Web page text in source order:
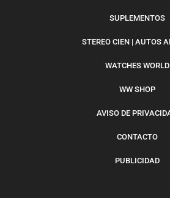
SUPLEMENTOS
STEREO CIEN | AUTOS
WATCHES WORLD
WW SHOP
AVISO DE
CONTACTO
PUBLICIDAD